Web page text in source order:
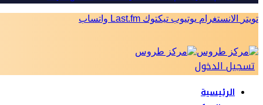
تويتر الانستغرام يوتيوب تيكتوك Last.fm واتساب
تسجيل الدخول
الرئيسية